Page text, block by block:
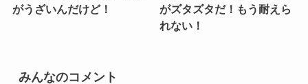
がうざいんだけど！
がズタズタだ！もう耐えら
れない！
みんなのコメント